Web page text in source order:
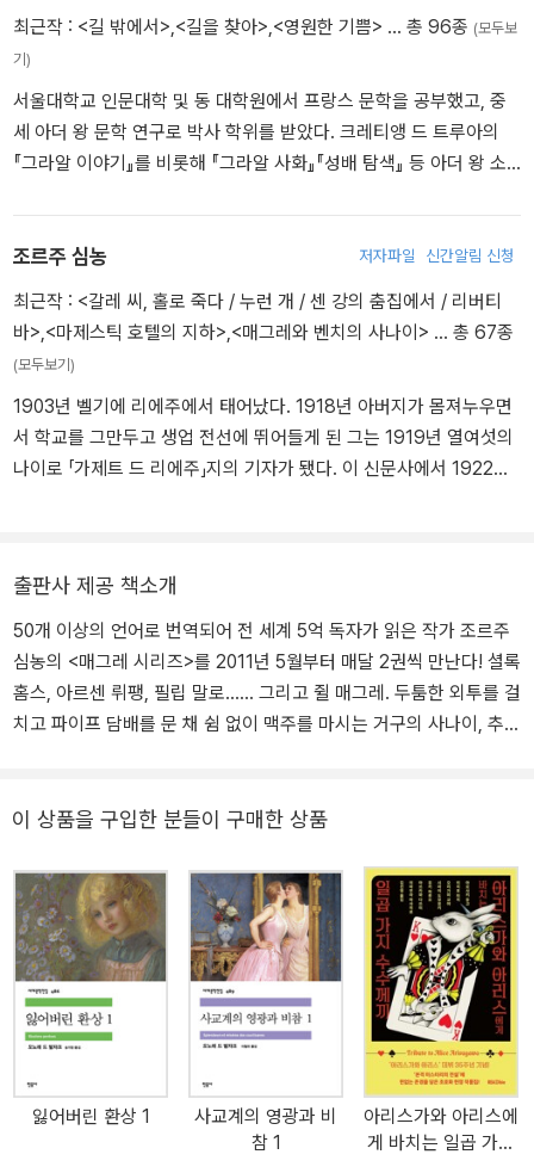
관심을 갖게 된 심농은 1928년부터 1929년 사이 배를 타고 프랑스
와 북부 유럽의 강과 운하들을 여행했는데, 이때의 경험이 바탕이 되
어 뱃사람, 수문 관리인, 마부들의 세계가 그의 작품에 소재로 자주 등
장한다. 그가 외투를 걸치고 파이프 담배를 문 모습으로 자주 그려지
는 매그레 반장의 캐릭터를 처음으로 구상한 것은 1929년의 일로, 1
930년에 매그레가 주인공으로 등장하는 「불안의 집」이라는 단편이
라트비아인』, 『갈레 씨 홀로 죽다』와 『생폴리앵에 지다』, 『라 프로비
당스 호의 마부』 등 10편 이상의 매그레 시리즈를 펴냈고, 이 작품들
은 엄청난 성공을 거두었다. 총 103편(장편 75편, 단편 28편)의 이야
기에 등장하여 독특한 심리 게임으로 사건을 풀어 가는 매그레 반장
주인공으로 등극했다. 1932년에는 심농 작품 가운데 『교차로의 밤』
이 장 르누아르에 의해 최초로 영화화된 후 심농의 작품을 바탕으로
한 영화가 지금까지 프랑스에서만 50편이 넘게 제작되었고, 텔레비
한 심농은 1989년 로잔에서 영면했다. 1932년에는 심농 작품 가운
데 『교차로의 밤』이 장 르누아르에 의해 최초로 영화화된 후 심농의
작품을 바탕으로 한 영화가 지금까지 프랑스에서만 50편이 넘게 제
작되었고, 텔레비전 시리즈로도 끊임없이 제작되는 등 심농은 프랑스
는 물론이고 전 세계적으로 가장 사랑받는 작가로 우뚝 섰다. 대중적
인기를 얻었을 뿐만 아니라, 지드, 카뮈, 포크너, 헤밍웨이, 마르케스,
로잔에서 영면했다.
최근작 : <길 밖에서>,<길을 찾아>,<영원한 기쁨> … 총 96종 (모두보
기)
서울대학교 인문대학 및 동 대학원에서 프랑스 문학을 공부했고, 중
세 아더 왕 문학 연구로 박사 학위를 받았다. 크레티앵 드 트루아의
『그라알 이야기』를 비롯해 『그라알 사화』『성배 탐색』 등 아더 왕 소
의 현존 연습』, 프랑수아 드 페늘롱의 『그리스도인의 완전』을 번역했
고, 그리스도교 신앙시 100선 『합창』을 펴냈다.
조르주 심농 저자파일 신간알림 신청
최근작 : <갈레 씨, 홀로 죽다 / 누런 개 / 센 강의 춤집에서 / 리버티
바>,<마제스틱 호텔의 지하>,<매그레와 벤치의 사나이> … 총 67종
(모두보기)
1903년 벨기에 리에주에서 태어났다. 1918년 아버지가 몸져누우면
서 학교를 그만두고 생업 전선에 뛰어들게 된 그는 1919년 열여섯의
나이로 「가제트 드 리에주」지의 기자가 됐다. 이 신문사에서 1922년
관심을 갖게 된 심농은 1928년부터 1929년 사이 배를 타고 프랑스
와 북부 유럽의 강과 운하들을 여행했는데, 이때의 경험이 바탕이 되
어 뱃사람, 수문 관리인, 마부들의 세계가 그의 작품에 소재로 자주 등
장한다. 그가 외투를 걸치고 파이프 담배를 문 모습으로 자주 그려지
는 매그레 반장의 캐릭터를 처음으로 구상한 것은 1929년의 일로, 1
품은 심농은 처음으로 자신의 본명을 사용하여 1931년에만 『수상한
당스 호의 마부』 등 10편 이상의 매그레 시리즈를 펴냈고, 이 작품들
은 엄청난 성공을 거두었다. 총 103편(장편 75편, 단편 28편)의 이야
기에 등장하여 독특한 심리 게임으로 사건을 풀어 가는 매그레 반장
은 셜록 홈스, 아르센 뤼팽과 더불어 추리 문학 역사상 가장 사랑받는
주인공으로 등극했다. 1932년에는 심농 작품 가운데 『교차로의 밤』
이 장 르누아르에 의해 최초로 영화화된 후 심농의 작품을 바탕으로
한 영화가 지금까지 프랑스에서만 50편이 넘게 제작되었고, 텔레비
전 시리즈로도 끊임없이 제작되는 등 심농은 프랑스는 물론이고 전
세계적으로 가장 사랑받는 작가로 우뚝 섰다. 1955년 스위스에 정착
한 심농은 1989년 로잔에서 영면했다. 1932년에는 심농 작품 가운
출판사 제공 책소개
50개 이상의 언어로 번역되어 전 세계 5억 독자가 읽은 작가 조르주
심농의 <매그레 시리즈>를 2011년 5월부터 매달 2권씩 만난다! 셜록
홈스, 아르센 뤼팽, 필립 말로…… 그리고 쥘 매그레. 두툼한 외투를 걸
치고 파이프 담배를 문 채 쉼 없이 맥주를 마시는 거구의 사나이, 추리
여느 추리 소설의 주인공과 다르게 단순히 범인을 밝혀내는 데 그치
파헤치며, 때로는 준엄하게, 때로는 따뜻하게 범인을 대하는 매그레
반장의 인간적인 모습은 전 세계 독자들을 열광케 해왔다. 열린책들
의 <매그레 시리즈>는 5년여 전 최초 기획 후 본격 준비 기간만 2년
이상이 걸린 2011년 최고의 기대작이다. 이미 지난 3월 신간 예고 매
체 버즈북 『조르주 심농: 매그레 반장 삶을 수사하다』를 통해 소개되
어 많은 독자들의 관심과 기대를 모은 이 시리즈는 첫 4권 출간을 시
작으로 이후 매달 2권씩, 모두 75권에 달하는 대장정을 이어 갈 예정
이다. 매그레 캐릭터 탄생 80년, 세계의 문호들이 경배를 바친 작가
조르주 심농 2011년은 최초의 매그레 장편이 1931년 프랑스에서 출
판된 지 꼭 80년이 되는 해이다. 20세기 초에 프랑스에서 쓰인 추리
이 상품을 구입한 분들이 구매한 상품
잃어버린 환상 1
사교계의 영광과 비
참 1
아리스가와 아리스에
게 바치는 일곱 가지